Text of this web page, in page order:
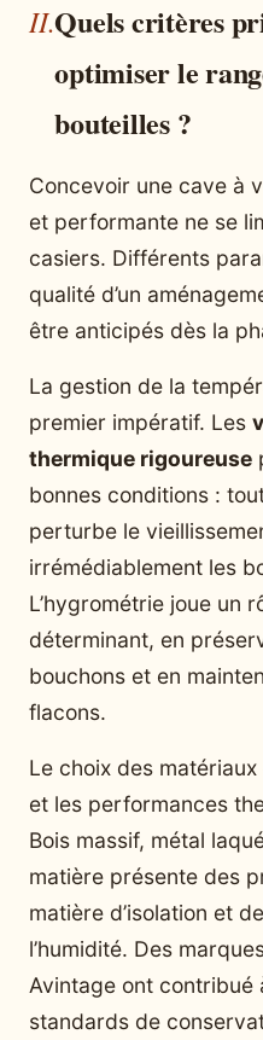
Quels critères
optimiser le
bouteilles ?
Concevoir une cave à
et performante ne se
casiers. Différents
qualité d’un
être anticipés dès la
La gestion de la
premier impératif. Les
thermique rigoureuse
bonnes conditions :
perturbe le
irrémédiablement les
L’hygrométrie joue un
déterminant, en
bouchons et en
flacons.
Le choix des
et les performances
Bois massif, métal
matière présente des
matière d’isolation et
l’humidité. Des
Avintage ont contribué
standards de